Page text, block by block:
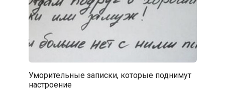
Уморительные записки, которые поднимут
настроение